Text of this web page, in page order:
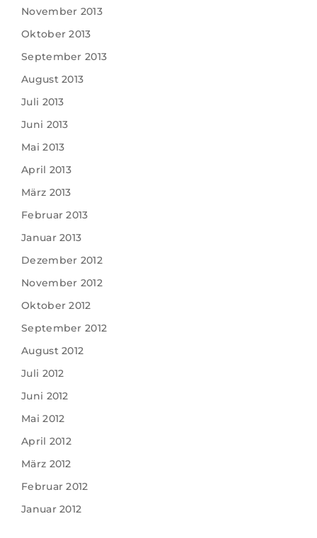
November 2013
Oktober 2013
September 2013
August 2013
Juli 2013
Juni 2013
Mai 2013
April 2013
März 2013
Februar 2013
Januar 2013
Dezember 2012
November 2012
Oktober 2012
September 2012
August 2012
Juli 2012
Juni 2012
Mai 2012
April 2012
März 2012
Februar 2012
Januar 2012